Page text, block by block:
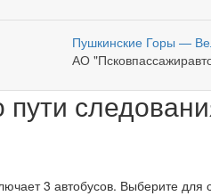
Пушкинские Горы —
АО
3 автобусов. Выберите для